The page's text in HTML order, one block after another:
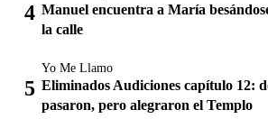
Manuel encuentra a María
la calle
Yo Me Llamo
Eliminados Audiciones capítulo 12:
pasaron, pero alegraron el Templo